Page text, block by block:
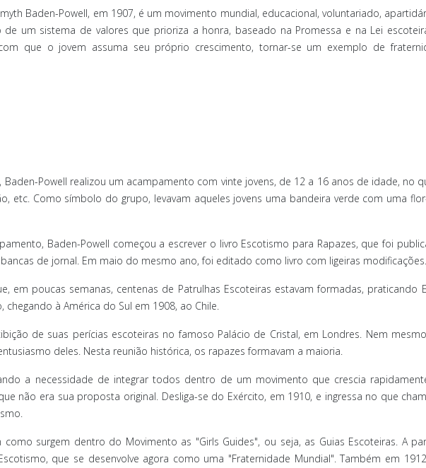
Baden-Powell, em 1907, é um movimento mundial, educacional, voluntariado,
um sistema de valores que prioriza a honra, baseado na Promessa e na Lei
que o jovem assuma seu próprio crescimento, tornar-se um exemplo de
Baden-Powell realizou um acampamento com vinte jovens, de 12 a 16 anos de idade, no
etc. Como símbolo do grupo, levavam aqueles jovens uma bandeira verde com uma
Baden-Powell começou a escrever o livro Escotismo para Rapazes, que foi
de jornal. Em maio do mesmo ano, foi editado como livro com ligeiras modificações.
em poucas semanas, centenas de Patrulhas Escoteiras estavam formadas, praticando
à América do Sul em 1908, ao Chile.
de suas perícias escoteiras no famoso Palácio de Cristal, em Londres. Nem
deles. Nesta reunião histórica, os rapazes formavam a maioria.
a necessidade de integrar todos dentro de um movimento que crescia
não era sua proposta original. Desliga-se do Exército, em 1910, e ingressa no que
surgem dentro do Movimento as "Girls Guides", ou seja, as Guias Escoteiras. A
que se desenvolve agora como uma "Fraternidade Mundial". Também em